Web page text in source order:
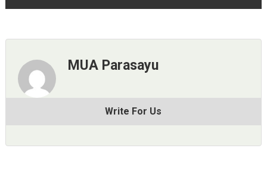
MUA Parasayu
Write For Us